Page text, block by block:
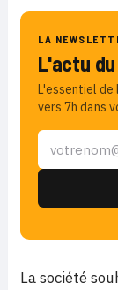
LA
L'actu
L'essentiel
vers 7h dans
La société